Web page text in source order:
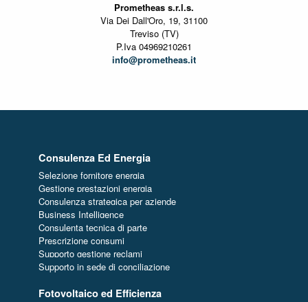
Prometheas s.r.l.s.
Via Dei Dall'Oro, 19, 31100
Treviso (TV)
P.Iva 04969210261
info@prometheas.it
Consulenza Ed Energia
Selezione fornitore energia
Gestione prestazioni energia
Consulenza strategica per aziende
Business Intelligence
Consulenta tecnica di parte
Prescrizione consumi
Supporto gestione reclami
Supporto in sede di conciliazione
Fotovoltaico ed Efficienza